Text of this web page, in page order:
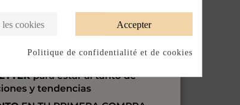
catégorie
Accepter
cookies
Politique de confidentialité et de cookies